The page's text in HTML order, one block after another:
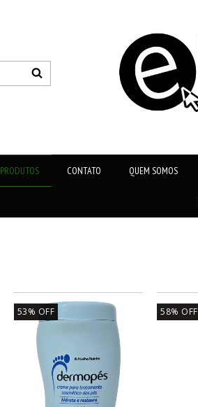
PRODUTOS CONTATO QUEM SOMOS
53% OFF 58% OFF